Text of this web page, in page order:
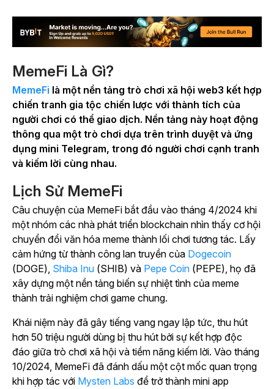
MemeFi Là Gì?
MemeFi là một nền tảng trò chơi xã hội web3 kết hợp
chiến tranh gia tộc chiến lược với thành tích của
người chơi có thể giao dịch. Nền tảng này hoạt động
thông qua một trò chơi dựa trên trình duyệt và ứng
dụng mini Telegram, trong đó người chơi cạnh tranh
và kiếm lời cùng nhau.
Lịch Sử MemeFi
Câu chuyện của MemeFi bắt đầu vào tháng 4/2024 khi
một nhóm các nhà phát triển blockchain nhìn thấy cơ hội
chuyển đổi văn hóa meme thành lối chơi tương tác. Lấy
cảm hứng từ thành công lan truyền của Dogecoin
(DOGE), Shiba Inu (SHIB) và Pepe Coin (PEPE), họ đã
xây dựng một nền tảng biến sự nhiệt tình của meme
thành trải nghiệm chơi game chung.
Khái niệm này đã gây tiếng vang ngay lập tức, thu hút
hơn 50 triệu người dùng bị thu hút bởi sự kết hợp độc
đáo giữa trò chơi xã hội và tiềm năng kiếm lời. Vào tháng
10/2024, MemeFi đã đánh dấu một cột mốc quan trọng
khi hợp tác với Mysten Labs để trở thành mini app